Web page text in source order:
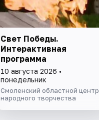
Свет Победы.
Интерактивная
программа
10 августа 2026 •
понедельник
Смоленский областной центр
народного творчества